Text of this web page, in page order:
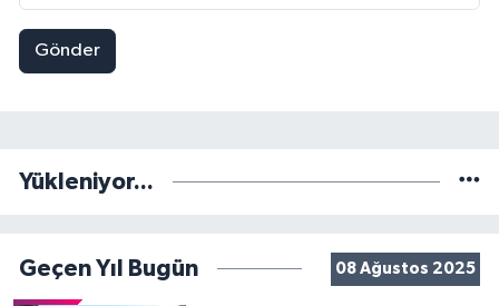
Gönder
Yükleniyor...
Geçen Yıl Bugün 08 Ağustos 2025